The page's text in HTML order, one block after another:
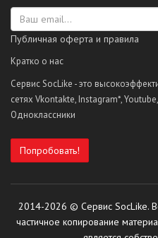
Публичная оферта и правила
Кратко о нас
Сервис SocLike - это
сетях Vkontakte, Instagram*,
Одноклассники
Попробовать!
2014-2026 © Сервис SocLike.
частичное копирование